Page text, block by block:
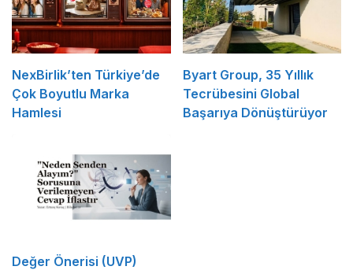
NexBirlik’ten Türkiye’de
Çok Boyutlu Marka
Hamlesi
Byart Group, 35 Yıllık
Tecrübesini Global
Başarıya Dönüştürüyor
Değer Önerisi (UVP)